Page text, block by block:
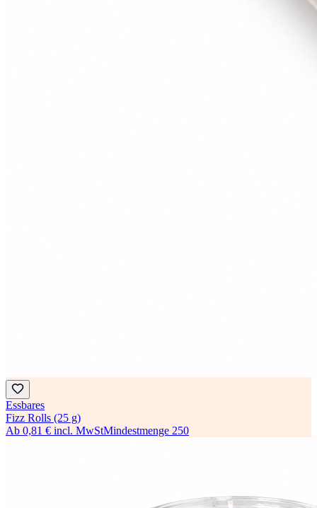
Essbares
Fizz Rolls (25 g)
Ab 0,81 € incl. MwStMindestmenge 250